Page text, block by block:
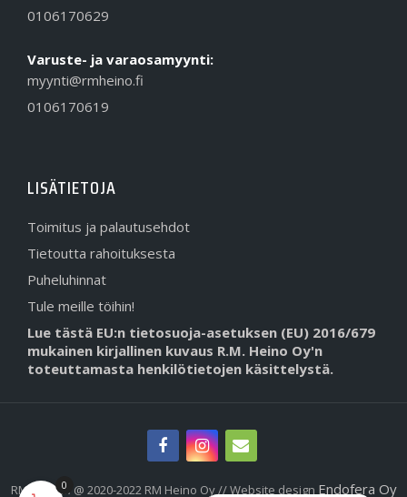
0106170629
Varuste- ja varaosamyynti:
myynti@rmheino.fi
0106170619
LISÄTIETOJA
Toimitus ja palautusehdot
Tietoutta rahoituksesta
Puheluhinnat
Tule meille töihin!
Lue tästä EU:n tietosuoja-asetuksen (EU) 2016/679
mukainen kirjallinen kuvaus R.M. Heino Oy'n
toteuttamasta henkilötietojen käsittelystä.
RMHeino.fi @ 2020-2022 RM Heino Oy // Website design Endofera Oy
0